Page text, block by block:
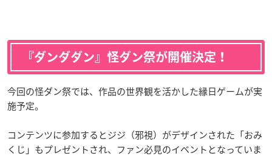
『ダンダダン』怪ダン祭が開催決定！
今回の怪ダン祭では、作品の世界観を活かした縁日ゲームが実
施予定。
コンテンツに参加するとジジ（邪視）がデザインされた「おみ
くじ」もプレゼントされ、ファン必見のイベントとなっていま